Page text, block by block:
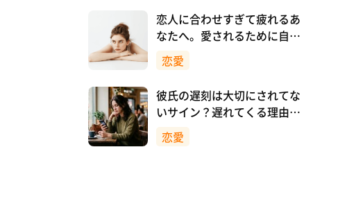
恋人に合わせすぎて疲れるあ
なたへ。愛されるために自分
を消さない恋愛のつくり方
恋愛
彼氏の遅刻は大切にされてな
いサイン？遅れてくる理由と
対処法
恋愛